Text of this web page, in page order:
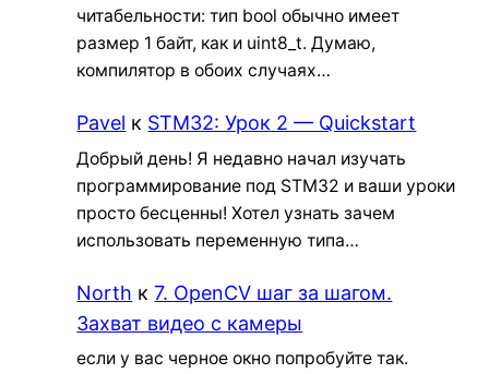
читабельности: тип bool обычно имеет
размер 1 байт, как и uint8_t. Думаю,
компилятор в обоих случаях…
Pavel к STM32: Урок 2 — Quickstart
Добрый день! Я недавно начал изучать
программирование под STM32 и ваши уроки
просто бесценны! Хотел узнать зачем
использовать переменную типа…
North к7. OpenCV шаг за шагом.
Захват видео с камеры
если у вас черное окно попробуйте так.